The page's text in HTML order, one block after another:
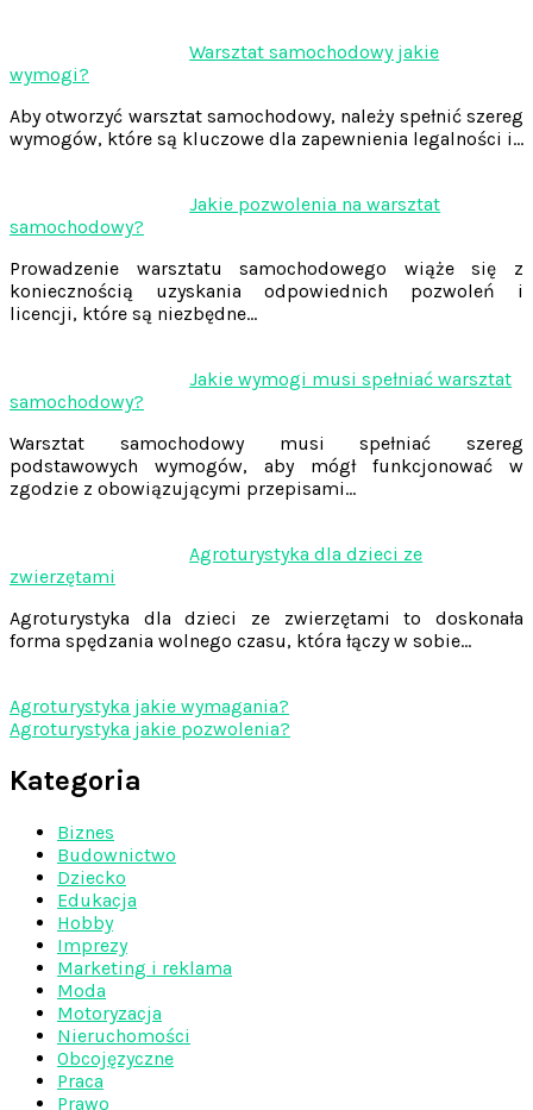
Warsztat samochodowy jakie
wymogi?
Aby otworzyć warsztat samochodowy, należy spełnić szereg
wymogów, które są kluczowe dla zapewnienia legalności i…
Jakie pozwolenia na warsztat
samochodowy?
Prowadzenie warsztatu samochodowego wiąże się z
koniecznością uzyskania odpowiednich pozwoleń i
licencji, które są niezbędne…
Jakie wymogi musi spełniać warsztat
samochodowy?
Warsztat samochodowy musi spełniać szereg
podstawowych wymogów, aby mógł funkcjonować w
zgodzie z obowiązującymi przepisami…
Agroturystyka dla dzieci ze
zwierzętami
Agroturystyka dla dzieci ze zwierzętami to doskonała
forma spędzania wolnego czasu, która łączy w sobie…
Agroturystyka jakie wymagania?
Agroturystyka jakie pozwolenia?
Kategoria
Biznes
Budownictwo
Dziecko
Edukacja
Hobby
Imprezy
Marketing i reklama
Moda
Motoryzacja
Nieruchomości
Obcojęzyczne
Praca
Prawo